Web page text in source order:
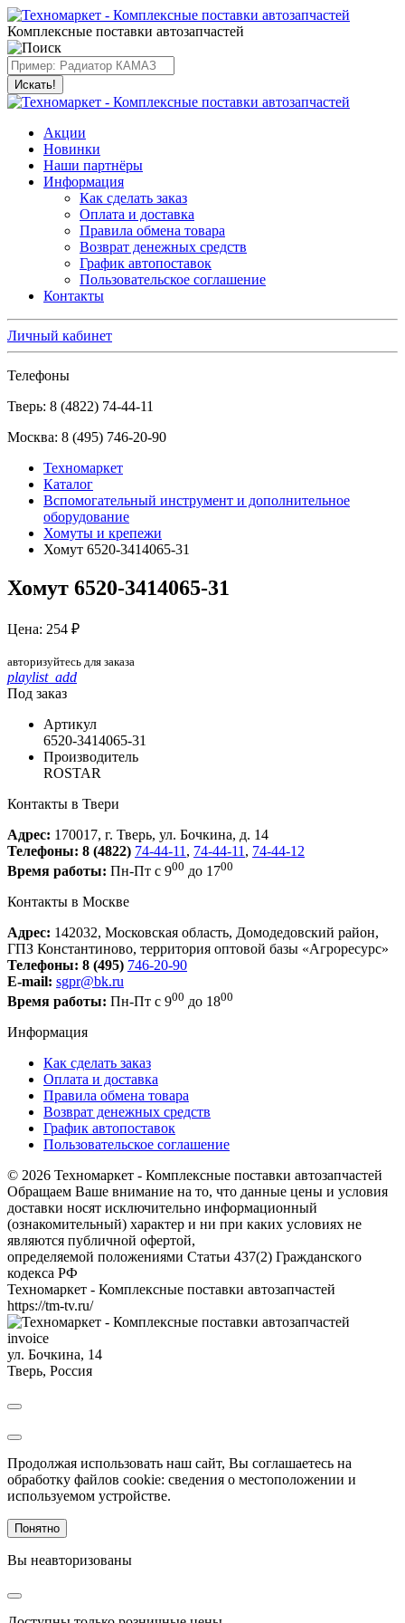
Комплексные поставки автозапчастей
Искать!
Акции
Новинки
Наши партнёры
Информация
Как сделать заказ
Оплата и доставка
Правила обмена товара
Возврат денежных средств
График автопоставок
Пользовательское соглашение
Контакты
Личный кабинет
Телефоны
Тверь: 8 (4822) 74-44-11
Москва: 8 (495) 746-20-90
Техномаркет
Каталог
Вспомогательный инструмент и дополнительное
оборудование
Хомуты и крепежи
Хомут 6520-3414065-31
Хомут 6520-3414065-31
Цена: 254 ₽
авторизуйтесь для заказа
playlist_add
Под заказ
Артикул
6520-3414065-31
Производитель
ROSTAR
Контакты в Твери
Адрес: 170017, г. Тверь, ул. Бочкина, д. 14
Телефоны: 8 (4822) 74-44-11 , 74-44-11 , 74-44-12
Время работы: Пн-Пт с 900 до 1700
Контакты в Москве
Адрес: 142032, Московская область, Домодедовский район,
ГПЗ Константиново, территория оптовой базы «Агроресурс»
Телефоны: 8 (495) 746-20-90
E-mail: sgpr@bk.ru
Время работы: Пн-Пт с 900 до 1800
Информация
Как сделать заказ
Оплата и доставка
Правила обмена товара
Возврат денежных средств
График автопоставок
Пользовательское соглашение
© 2026 Техномаркет - Комплексные поставки автозапчастей
Обращаем Ваше внимание на то, что данные цены и условия
доставки носят исключительно информационный
(ознакомительный) характер и ни при каких условиях не
являются публичной офертой,
определяемой положениями Статьи 437(2) Гражданского
кодекса РФ
Техномаркет - Комплексные поставки автозапчастей
https://tm-tv.ru/
invoice
ул. Бочкина, 14
Тверь, Россия
Продолжая использовать наш сайт, Вы соглашаетесь на
обработку файлов cookie: сведения о местоположении и
используемом устройстве.
Понятно
Вы неавторизованы